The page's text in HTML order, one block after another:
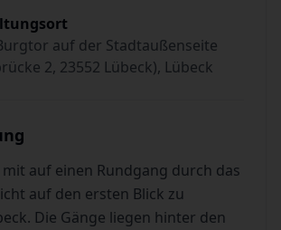
auf der Stadtaußenseite
2, 23552 Lübeck), Lübeck
mit auf einen Rundgang durch das
auf den ersten Blick zu
Die Gänge liegen hinter den